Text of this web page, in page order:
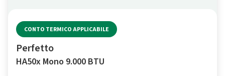
CONTO TERMICO APPLICABILE
Perfetto
HA50x Mono 9.000 BTU